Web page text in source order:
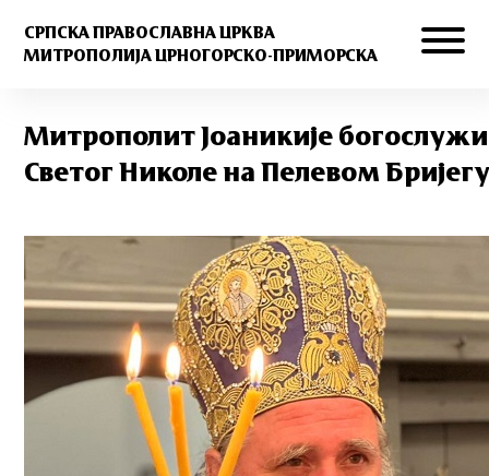
СРПСКА ПРАВОСЛАВНА ЦРКВА
МИТРОПОЛИЈА ЦРНОГОРСКО-ПРИМОРСКА
Митрополит Јоаникије
Светог Николе на Пелевом